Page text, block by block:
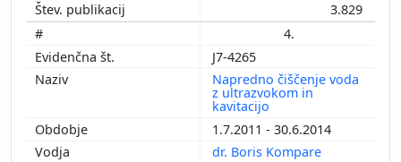
3.829
4.
J7-4265
Napredno čiščenje voda
z ultrazvokom in
kavitacijo
1.7.2011 - 30.6.2014
dr. Boris Kompare